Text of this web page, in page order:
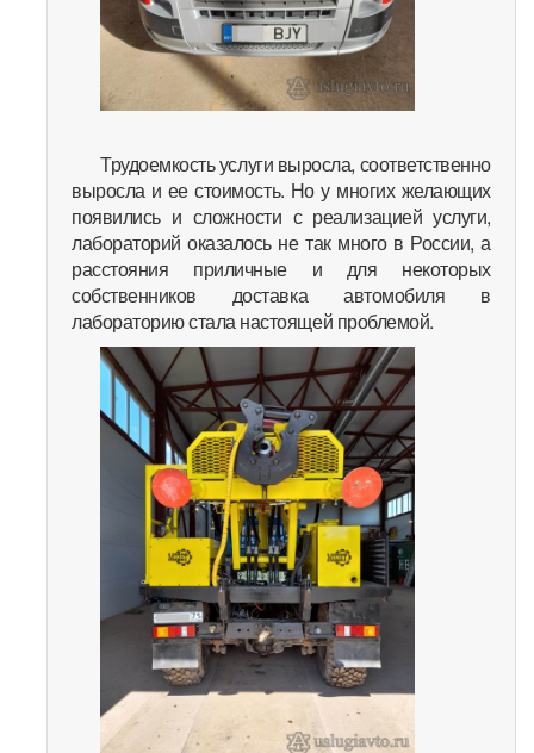
Трудоемкость услуги выросла, соответственно
выросла и ее стоимость. Но у многих желающих
появились и сложности с реализацией услуги,
лабораторий оказалось не так много в России, а
расстояния приличные и для некоторых
собственников доставка автомобиля в
лабораторию стала настоящей проблемой.